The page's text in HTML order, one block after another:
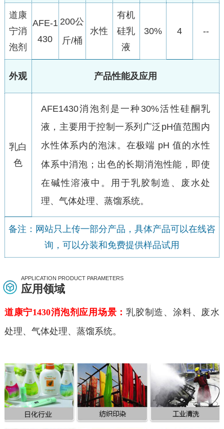
道康
宁消
泡剂
AFE-1
430
200公
斤/桶
水性
有机
硅乳
液
30% 4 --
外观 产品性能及应用
乳白
色
AFE1430消泡剂是一种30%活性硅酮乳
液，主要用于控制一系列广泛pH值范围内
水性体系内的泡沫。 在极端 pH 值的水性
体系中消泡； 出色的长期消泡性能，即使
在碱性溶液中。用于乳胶制造、废水处
理、气体处理、蒸馏系统。
备注：网站只上传一部分产品，具体产品可以在线咨
询，可以分装和免费提供样品试用
APPLICATION PRODUCT PARAMETERS
应用领域
道康宁1430消泡剂应用场景：乳胶制造、涂料、废水
处理、气体处理、蒸馏系统。